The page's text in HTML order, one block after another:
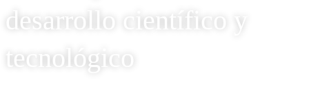
desarrollo científico y
tecnológico